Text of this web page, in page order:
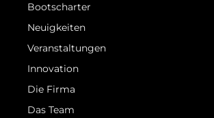
Bootscharter
Neuigkeiten
Veranstaltungen
Innovation
Die Firma
Das Team